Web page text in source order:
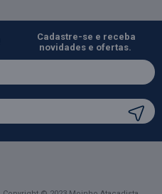
Cadastre-se e receba
novidades e ofertas.